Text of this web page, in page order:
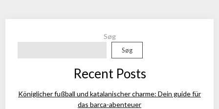
Søg
Søg
Recent Posts
Königlicher fußball und katalanischer charme: Dein guide für
das barca-abenteuer